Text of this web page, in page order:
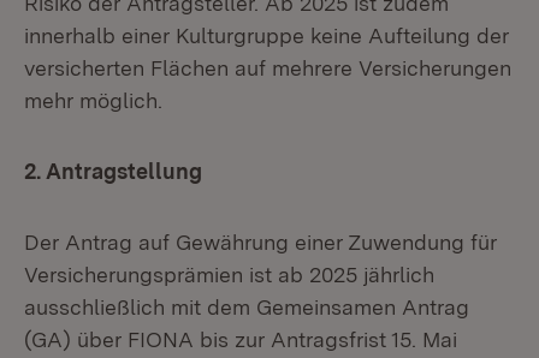
innerhalb einer Kulturgruppe keine Aufteilung der
versicherten Flächen auf mehrere Versicherungen
mehr möglich.
2. Antragstellung
Der Antrag auf Gewährung einer Zuwendung für
Versicherungsprämien ist ab 2025 jährlich
ausschließlich mit dem Gemeinsamen Antrag
(GA) über FIONA bis zur Antragsfrist 15. Mai